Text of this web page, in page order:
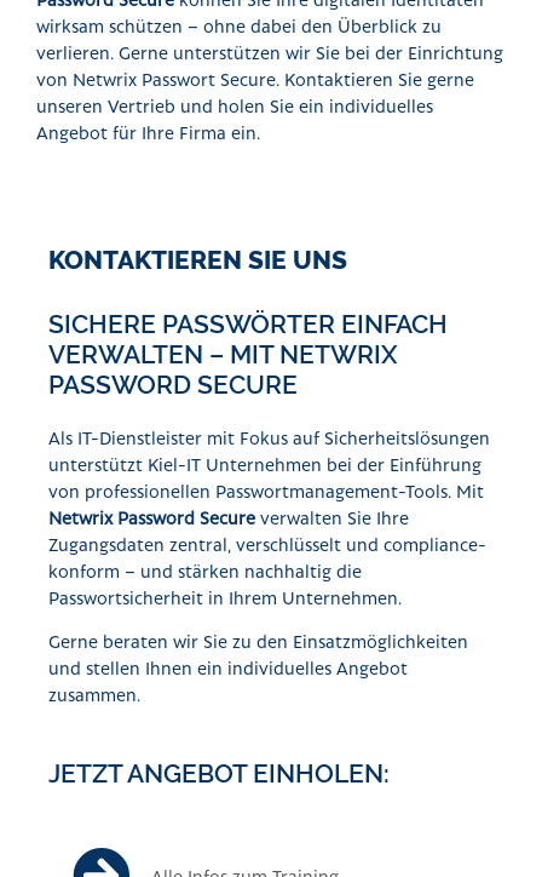
wirksam schützen – ohne dabei den Überblick zu
verlieren. Gerne unterstützen wir Sie bei der Einrichtung
von Netwrix Passwort Secure. Kontaktieren Sie gerne
unseren Vertrieb und holen Sie ein individuelles
Angebot für Ihre Firma ein.
KONTAKTIEREN SIE UNS
SICHERE PASSWÖRTER EINFACH
VERWALTEN – MIT NETWRIX
PASSWORD SECURE
Als IT-Dienstleister mit Fokus auf Sicherheitslösungen
unterstützt Kiel-IT Unternehmen bei der Einführung
von professionellen Passwortmanagement-Tools. Mit
Netwrix Password Secure verwalten Sie Ihre
Zugangsdaten zentral, verschlüsselt und compliance-
konform – und stärken nachhaltig die
Passwortsicherheit in Ihrem Unternehmen.
Gerne beraten wir Sie zu den Einsatzmöglichkeiten
und stellen Ihnen ein individuelles Angebot
zusammen.
JETZT ANGEBOT EINHOLEN: